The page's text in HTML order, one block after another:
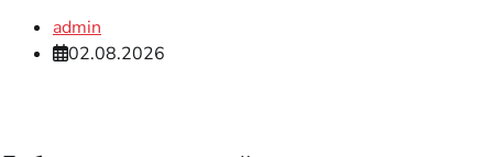
admin
02.08.2026